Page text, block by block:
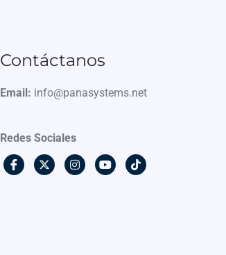
Contáctanos
Email: info@panasystems.net
Redes Sociales